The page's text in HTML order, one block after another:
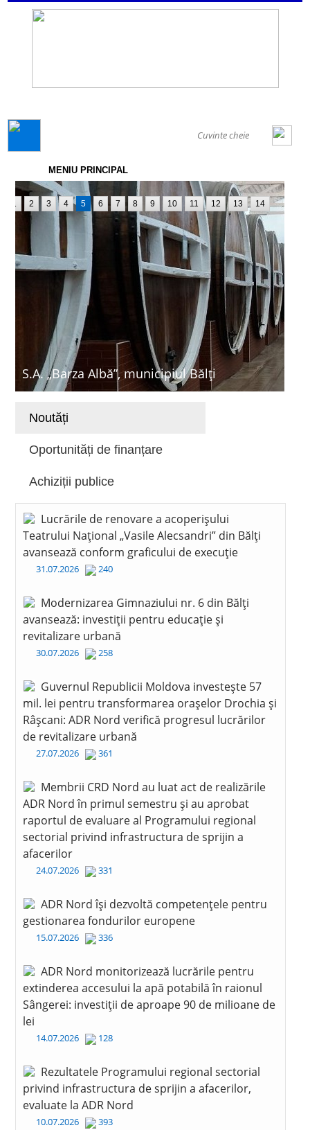
MENIU PRINCIPAL
S.A. „Barza Albă”, municipiul Bălți
1 2 3 4 5 6 7 8 9 10 11 12 13 14
Noutăți
Oportunități de finanțare
Achiziții publice
Lucrările de renovare a acoperișului
Teatrului Național „Vasile Alecsandri” din Bălți
avansează conform graficului de execuție
31.07.2026 240
Modernizarea Gimnaziului nr. 6 din Bălți
avansează: investiții pentru educație și
revitalizare urbană
30.07.2026 258
Guvernul Republicii Moldova investește 57
mil. lei pentru transformarea orașelor Drochia și
Râșcani: ADR Nord verifică progresul lucrărilor
de revitalizare urbană
27.07.2026 361
Membrii CRD Nord au luat act de realizările
ADR Nord în primul semestru și au aprobat
raportul de evaluare al Programului regional
sectorial privind infrastructura de sprijin a
afacerilor
24.07.2026 331
ADR Nord își dezvoltă competențele pentru
gestionarea fondurilor europene
15.07.2026 336
ADR Nord monitorizează lucrările pentru
extinderea accesului la apă potabilă în raionul
Sângerei: investiții de aproape 90 de milioane de
lei
14.07.2026 128
Rezultatele Programului regional sectorial
privind infrastructura de sprijin a afacerilor,
evaluate la ADR Nord
10.07.2026 393